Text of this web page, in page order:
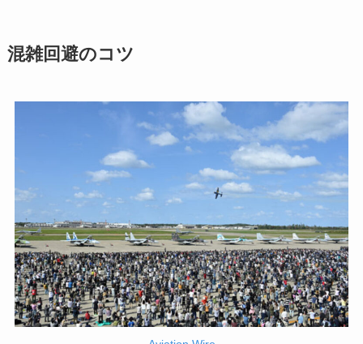
混雑回避のコツ